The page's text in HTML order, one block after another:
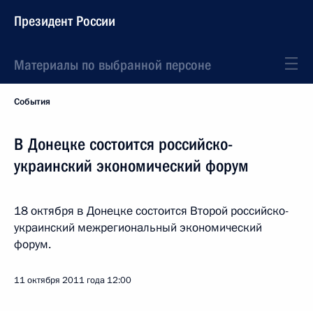
Президент России
Материалы по выбранной персоне
События
В Донецке состоится российско-
украинский экономический форум
18 октября в Донецке состоится Второй российско-
украинский межрегиональный экономический
форум.
11 октября 2011 года 12:00